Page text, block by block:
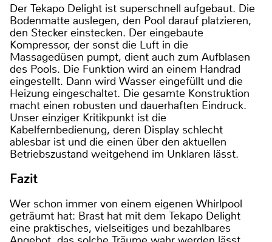
Der Tekapo Delight ist superschnell aufgebaut. Die
Bodenmatte auslegen, den Pool darauf platzieren,
den Stecker einstecken. Der eingebaute
Kompressor, der sonst die Luft in die
Massagedüsen pumpt, dient auch zum Aufblasen
des Pools. Die Funktion wird an einem Handrad
eingestellt. Dann wird Wasser eingefüllt und die
Heizung eingeschaltet. Die gesamte Konstruktion
macht einen robusten und dauerhaften Eindruck.
Unser einziger Kritikpunkt ist die
Kabelfernbedienung, deren Display schlecht
ablesbar ist und die einen über den aktuellen
Betriebszustand weitgehend im Unklaren lässt.
Fazit
Wer schon immer von einem eigenen Whirlpool
geträumt hat: Brast hat mit dem Tekapo Delight
eine praktisches, vielseitiges und bezahlbares